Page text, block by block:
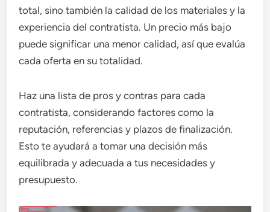
total, sino también la calidad de los materiales y la
experiencia del contratista. Un precio más bajo
puede significar una menor calidad, así que evalúa
cada oferta en su totalidad.
Haz una lista de pros y contras para cada
contratista, considerando factores como la
reputación, referencias y plazos de finalización.
Esto te ayudará a tomar una decisión más
equilibrada y adecuada a tus necesidades y
presupuesto.